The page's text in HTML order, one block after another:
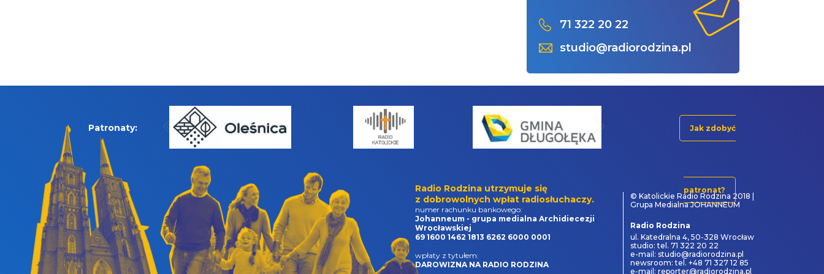
71 322 20 22
studio@radiorodzina.pl
Patronaty: Jak zdobyć
patronat?
Radio Rodzina utrzymuje się
z dobrowolnych wpłat radiosłuchaczy.
numer rachunku bankowego:
Johanneum - grupa medialna Archidiecezji
Wrocławskiej
69 1600 1462 1813 6262 6000 0001
wpłaty z tytułem:
DAROWIZNA NA RADIO RODZINA
© Katolickie Radio Rodzina 2018 |
Grupa Medialna JOHANNEUM
Radio Rodzina
ul. Katedralna 4, 50-328 Wrocław
studio: tel. 71 322 20 22
e-mail: studio@radiorodzina.pl
newsroom: tel. +48 71 327 12 85
e-mail: reporter@radiorodzina.pl